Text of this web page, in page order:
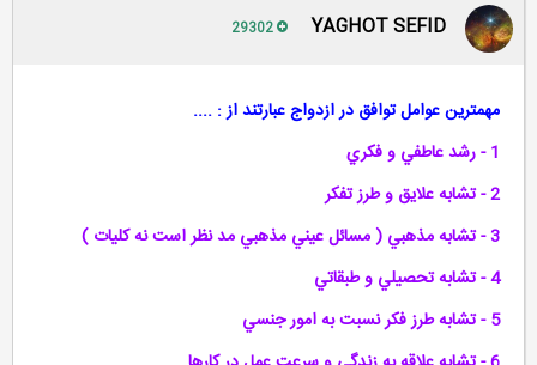
YAGHOT SEFID
مهمترين عوامل توافق در ازدواج عبارتند از : ....